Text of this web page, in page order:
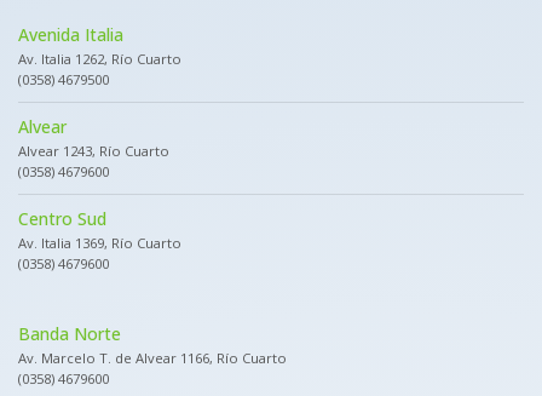
Avenida Italia
Av. Italia 1262, Río Cuarto
(0358) 4679500
Alvear
Alvear 1243, Río Cuarto
(0358) 4679600
Centro Sud
Av. Italia 1369, Río Cuarto
(0358) 4679600
Banda Norte
Av. Marcelo T. de Alvear 1166, Río Cuarto
(0358) 4679600